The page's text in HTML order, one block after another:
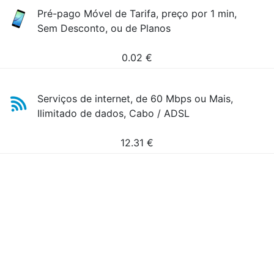
Pré-pago Móvel de Tarifa, preço por 1 min,
Sem Desconto, ou de Planos
0.02 €
Serviços de internet, de 60 Mbps ou Mais,
Ilimitado de dados, Cabo / ADSL
12.31 €